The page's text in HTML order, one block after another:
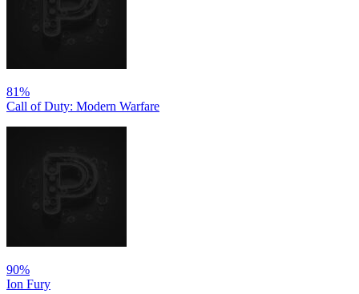
81%
Call of Duty: Modern Warfare
90%
Ion Fury